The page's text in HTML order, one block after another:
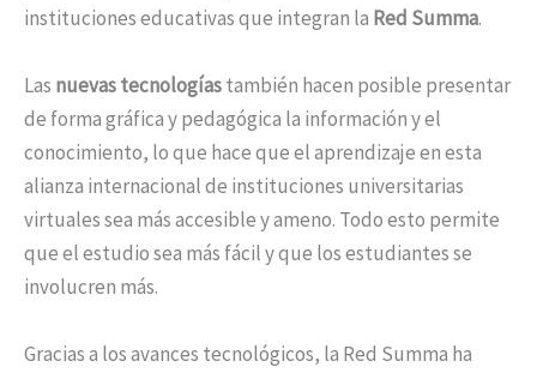
instituciones educativas que integran la Red Summa.
Las nuevas tecnologíastambién hacen posible presentar
de forma gráfica y pedagógica la información y el
conocimiento, lo que hace que el aprendizaje en esta
alianza internacional de instituciones universitarias
virtuales sea más accesible y ameno. Todo esto permite
que el estudio sea más fácil y que los estudiantes se
involucren más.
Gracias a los avances tecnológicos, la Red Summa ha